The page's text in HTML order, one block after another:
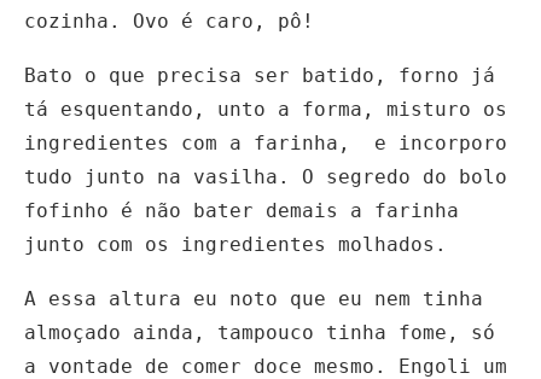
cozinha. Ovo é caro, pô!
Bato o que precisa ser batido, forno já
tá esquentando, unto a forma, misturo os
ingredientes com a farinha, e incorporo
tudo junto na vasilha. O segredo do bolo
fofinho é não bater demais a farinha
junto com os ingredientes molhados.
A essa altura eu noto que eu nem tinha
almoçado ainda, tampouco tinha fome, só
a vontade de comer doce mesmo. Engoli um